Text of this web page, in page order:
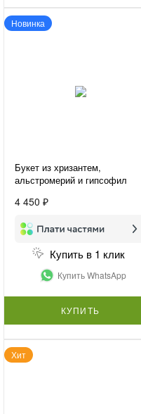
Новинка
Букет из хризантем,
альстромерий и гипсофил
4 450 ₽
Купить в 1 клик
Купить WhatsApp
КУПИТЬ
Хит